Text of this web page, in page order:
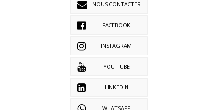
NOUS CONTACTER
FACEBOOK
INSTAGRAM
YOU TUBE
LINKEDIN
WHATSAPP